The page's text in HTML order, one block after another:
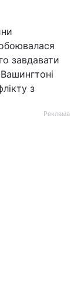
завдавати
з
Реклама